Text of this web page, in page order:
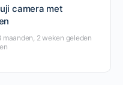
camera met
maanden, 2 weken geleden